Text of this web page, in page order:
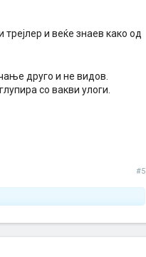
и веќе знаев како од
друго и не видов.
со вакви улоги.
#5